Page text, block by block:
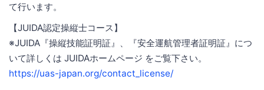
て行います。
【JUIDA認定操縦士コース】
※JUIDA『操縦技能証明証』、『安全運航管理者証明証』につ
いて詳しくは JUIDAホームページ をご覧下さい。
https://uas-japan.org/contact_license/